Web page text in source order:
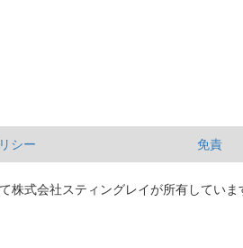
シー 免責
株式会社スティングレイが所有していま